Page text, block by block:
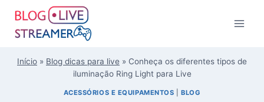
Início » Blog dicas para live » Conheça os diferentes tipos de
iluminação Ring Light para Live
ACESSÓRIOS E EQUIPAMENTOS |BLOG